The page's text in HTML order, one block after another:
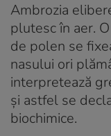
Ambrozia
plutesc în aer.
de polen se
nasului ori
interpretează
și astfel se
biochimice.